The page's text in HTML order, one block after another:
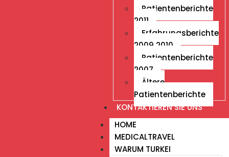
Patientenberichte
2011
Erfahrungsberichte
2009 2010
Patientenberichte
2007
Ältere
Patientenberichte
KONTAKTIEREN SIE UNS
HOME
MEDICALTRAVEL
WARUM TURKEI